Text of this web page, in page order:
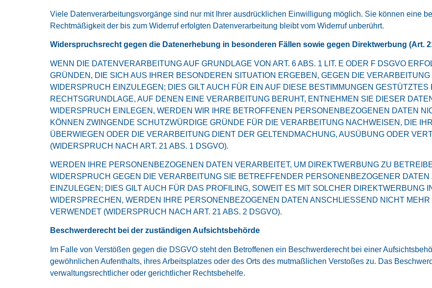
Viele Datenverarbeitungsvorgänge sind nur mit Ihrer ausdrücklichen Einwilligung möglich. Sie können eine
Rechtmäßigkeit der bis zum Widerruf erfolgten Datenverarbeitung bleibt vom Widerruf unberührt.
Widerspruchsrecht gegen die Datenerhebung in besonderen Fällen sowie gegen Direktwerbung (Art.
WENN DIE DATENVERARBEITUNG AUF GRUNDLAGE VON ART. 6 ABS. 1 LIT. E ODER F DSGVO
GRÜNDEN, DIE SICH AUS IHRER BESONDEREN SITUATION ERGEBEN, GEGEN DIE
WIDERSPRUCH EINZULEGEN; DIES GILT AUCH FÜR EIN AUF DIESE BESTIMMUNGEN GESTÜTZTES
RECHTSGRUNDLAGE, AUF DENEN EINE VERARBEITUNG BERUHT, ENTNEHMEN SIE DIESER
WIDERSPRUCH EINLEGEN, WERDEN WIR IHRE BETROFFENEN PERSONENBEZOGENEN DATEN
KÖNNEN ZWINGENDE SCHUTZWÜRDIGE GRÜNDE FÜR DIE VERARBEITUNG NACHWEISEN, DIE
ÜBERWIEGEN ODER DIE VERARBEITUNG DIENT DER GELTENDMACHUNG, AUSÜBUNG ODER
(WIDERSPRUCH NACH ART. 21 ABS. 1 DSGVO).
WERDEN IHRE PERSONENBEZOGENEN DATEN VERARBEITET, UM DIREKTWERBUNG ZU
WIDERSPRUCH GEGEN DIE VERARBEITUNG SIE BETREFFENDER PERSONENBEZOGENER
EINZULEGEN; DIES GILT AUCH FÜR DAS PROFILING, SOWEIT ES MIT SOLCHER DIREKTWERBUNG
WIDERSPRECHEN, WERDEN IHRE PERSONENBEZOGENEN DATEN ANSCHLIESSEND NICHT
VERWENDET (WIDERSPRUCH NACH ART. 21 ABS. 2 DSGVO).
Beschwerderecht bei der zuständigen Aufsichtsbehörde
Im Falle von Verstößen gegen die DSGVO steht den Betroffenen ein Beschwerderecht bei einer
gewöhnlichen Aufenthalts, ihres Arbeitsplatzes oder des Orts des mutmaßlichen Verstoßes zu. Das
verwaltungsrechtlicher oder gerichtlicher Rechtsbehelfe.